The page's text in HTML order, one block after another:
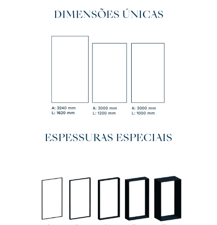
DIMENSÕES ÚNICAS
ESPESSURAS ESPECIAIS